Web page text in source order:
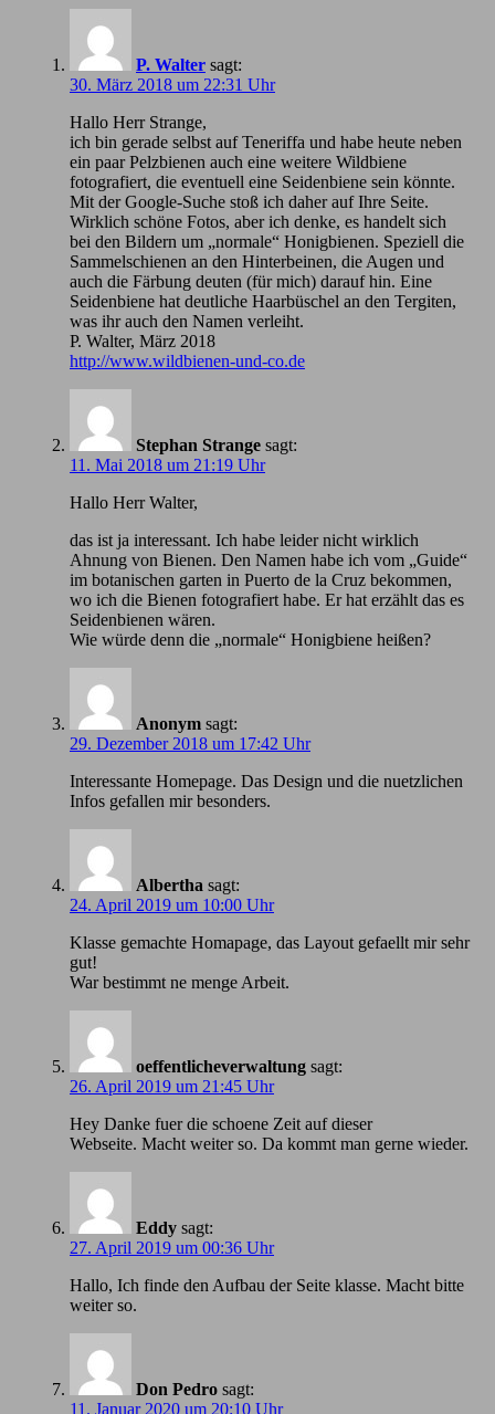
P. Walter sagt:
30. März 2018 um 22:31 Uhr
Hallo Herr Strange,
ich bin gerade selbst auf Teneriffa und habe heute neben
ein paar Pelzbienen auch eine weitere Wildbiene
fotografiert, die eventuell eine Seidenbiene sein könnte.
Mit der Google-Suche stoß ich daher auf Ihre Seite.
Wirklich schöne Fotos, aber ich denke, es handelt sich
bei den Bildern um „normale“ Honigbienen. Speziell die
Sammelschienen an den Hinterbeinen, die Augen und
auch die Färbung deuten (für mich) darauf hin. Eine
Seidenbiene hat deutliche Haarbüschel an den Tergiten,
was ihr auch den Namen verleiht.
P. Walter, März 2018
http://www.wildbienen-und-co.de
Stephan Strange sagt:
11. Mai 2018 um 21:19 Uhr
Hallo Herr Walter,
das ist ja interessant. Ich habe leider nicht wirklich
Ahnung von Bienen. Den Namen habe ich vom „Guide“
im botanischen garten in Puerto de la Cruz bekommen,
wo ich die Bienen fotografiert habe. Er hat erzählt das es
Seidenbienen wären.
Wie würde denn die „normale“ Honigbiene heißen?
Anonym sagt:
29. Dezember 2018 um 17:42 Uhr
Іnteressante Homepage. Das Design und die nuetzlichen
Infos gefallen mir besonders.
Albertha sagt:
24. April 2019 um 10:00 Uhr
Klasse gemachte Homapage, das Layout gefaellt mir sehr
gut!
War bestimmt ne menge Arbeit.
oeffentlicheverwaltung sagt:
26. April 2019 um 21:45 Uhr
Hey Danke fuer die schoene Zeit auf dieser
Webseite. Macht weiter so. Da kommt man gerne wieder.
Eddy sagt:
27. April 2019 um 00:36 Uhr
Hallo, Ich finde den Aufbau der Seite klasse. Macht bitte
weiter so.
Don Pedro sagt:
11. Januar 2020 um 20:10 Uhr